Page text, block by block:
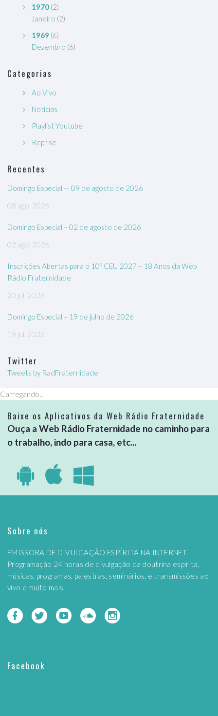
1970 (2)
Janeiro (2)
1969 (6)
Dezembro (6)
Categorias
Ao Vivo
Notícias
Playlist Youtube
Reprise
Recentes
Domingo Especial — 09 de agosto de 2026
08 ago, 2026
Domingo Especial – 02 de agosto de 2026
02 ago, 2026
Inscrições Abertas para o 10º CEU 2027 – 18 Anos da Web
Rádio Fraternidade
20 jul, 2026
Domingo Especial – 19 de julho de 2026
19 jul, 2026
Twitter
Tweets by RadFraternidade
Carregando...
Baixe os Aplicativos da Web Rádio Fraternidade
Ouça a Web Rádio Fraternidade no caminho para
o trabalho, indo para casa, etc...
Sobre nós
EMISSORA DE DIVULGAÇÃO ESPÍRITA NA INTERNET
Programação 24 horas de divulgação da doutrina espírita,
músicas, programas, palestras, seminários, e transmissões ao
vivo e muito mais.
Facebook